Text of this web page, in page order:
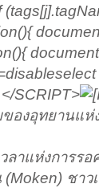
SCRIPT>
องอุทยานแห่
ลาแห่งการร
ชาว